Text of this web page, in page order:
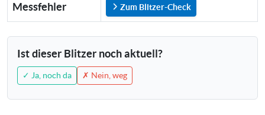
Messfehler Zum Blitzer-Check
Ist dieser Blitzer noch aktuell?
✓ Ja, noch da ✗ Nein, weg